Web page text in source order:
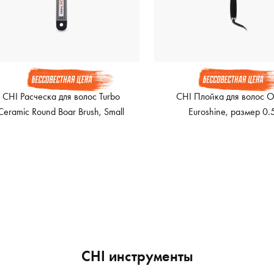
CHI Расческа для волос Turbo
Round Boar Brush, Small
CHI Плойка для волос
Euroshine, размер
CHI инструменты